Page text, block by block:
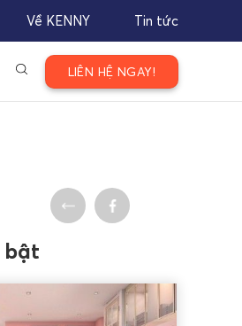
Tin tức
Về KENNY
LIÊN HỆ NGAY!
bật